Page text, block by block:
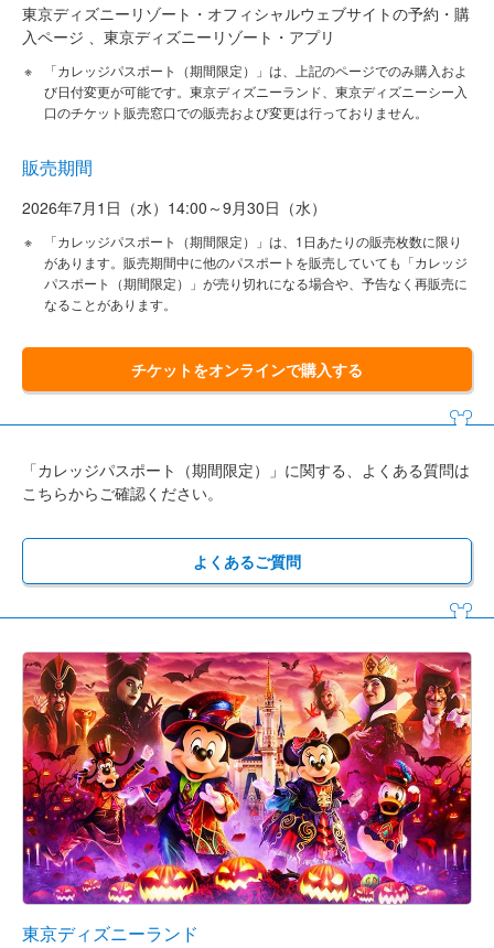
東京ディズニーリゾート・オフィシャルウェブサイトの予約・購
入ページ 、東京ディズニーリゾート・アプリ
「カレッジパスポート（期間限定）」は、上記のページでのみ購入およ
び日付変更が可能です。東京ディズニーランド、東京ディズニーシー入
口のチケット販売窓口での販売および変更は行っておりません。
販売期間
2026年7月1日（水）14:00～9月30日（水）
「カレッジパスポート（期間限定）」は、1日あたりの販売枚数に限り
があります。販売期間中に他のパスポートを販売していても「カレッジ
パスポート（期間限定）」が売り切れになる場合や、予告なく再販売に
なることがあります。
チケットをオンラインで購入する
「カレッジパスポート（期間限定）」に関する、よくある質問は
こちらからご確認ください。
よくあるご質問
東京ディズニーランド